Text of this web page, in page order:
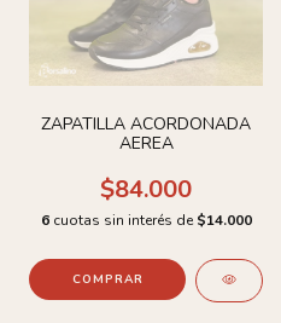
ZAPATILLA ACORDONADA
AEREA
$84.000
6 cuotas sin interés de $14.000
COMPRAR